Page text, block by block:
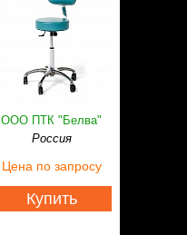
ООО ПТК "Белва"
Россия
Цена по запросу
Купить